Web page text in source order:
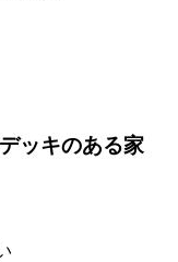
ッキのある家